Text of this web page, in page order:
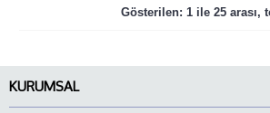
Gösterilen: 1 ile 25 arası,
KURUMSAL